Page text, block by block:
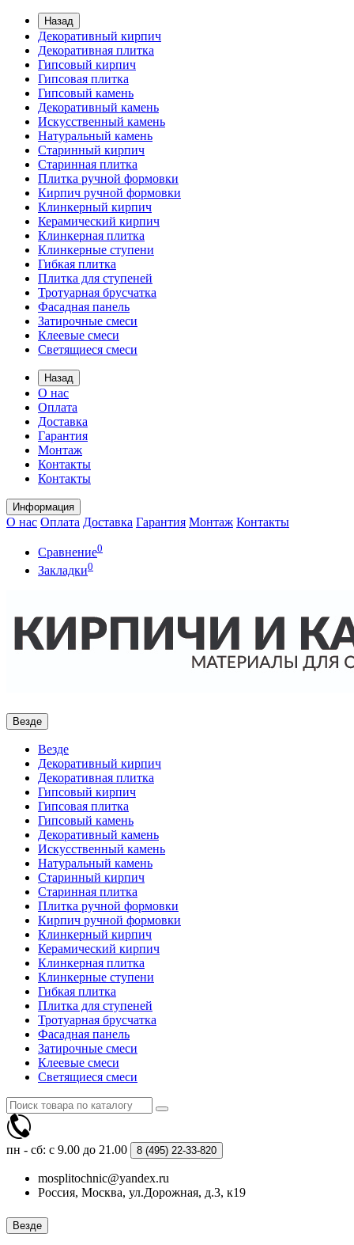
Назад
Декоративный кирпич
Декоративная плитка
Гипсовый кирпич
Гипсовая плитка
Гипсовый камень
Декоративный камень
Искусственный камень
Натуральный камень
Старинный кирпич
Старинная плитка
Плитка ручной формовки
Кирпич ручной формовки
Клинкерный кирпич
Керамический кирпич
Клинкерная плитка
Клинкерные ступени
Гибкая плитка
Плитка для ступеней
Тротуарная брусчатка
Фасадная панель
Затирочные смеси
Клеевые смеси
Светящиеся смеси
Назад
О нас
Оплата
Доставка
Гарантия
Монтаж
Контакты
Контакты
Информация
О нас Оплата Доставка Гарантия Монтаж Контакты
Сравнение0
Закладки0
Везде
Везде
Декоративный кирпич
Декоративная плитка
Гипсовый кирпич
Гипсовая плитка
Гипсовый камень
Декоративный камень
Искусственный камень
Натуральный камень
Старинный кирпич
Старинная плитка
Плитка ручной формовки
Кирпич ручной формовки
Клинкерный кирпич
Керамический кирпич
Клинкерная плитка
Клинкерные ступени
Гибкая плитка
Плитка для ступеней
Тротуарная брусчатка
Фасадная панель
Затирочные смеси
Клеевые смеси
Светящиеся смеси
пн - сб: с 9.00 до 21.00 8 (495) 22-33-820
mosplitochnic@yandex.ru
Россия, Москва, ул.Дорожная, д.3, к19
Везде